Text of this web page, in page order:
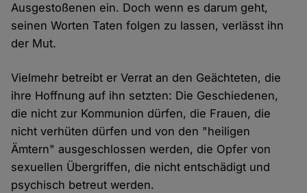
Ausgestoßenen ein. Doch wenn es darum geht,
seinen Worten Taten folgen zu lassen, verlässt ihn
der Mut.
Vielmehr betreibt er Verrat an den Geächteten, die
ihre Hoffnung auf ihn setzten: Die Geschiedenen,
die nicht zur Kommunion dürfen, die Frauen, die
nicht verhüten dürfen und von den "heiligen
Ämtern" ausgeschlossen werden, die Opfer von
sexuellen Übergriffen, die nicht entschädigt und
psychisch betreut werden.